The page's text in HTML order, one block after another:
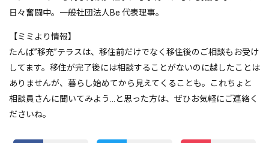
日々奮闘中。一般社団法人Be 代表理事。
【ミミより情報】
たんば”移充”テラスは、移住前だけでなく移住後のご相談もお受け
してます。移住が完了後には相談することがないのに越したことは
ありませんが、暮らし始めてから見えてくることも。これちょと
相談員さんに聞いてみよう…と思った方は、ぜひお気軽にご連絡く
ださいね。